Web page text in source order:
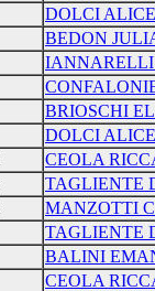
DOLCI ALICE
BEDON
BRIOSCHI
DOLCI ALICE
CEOLA
TAGLIENTE
MANZOTTI
TAGLIENTE
BALINI
CEOLA